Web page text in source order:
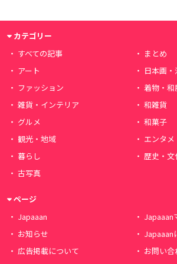
カテゴリー
すべての記事
まとめ
アート
日本画
ファッション
着物・和
雑貨・インテリア
和雑貨
グルメ
和菓子
観光・地域
エンタメ
暮らし
歴史・文
古写真
ページ
Japaaan
Japaaan
お知らせ
Japaaan
広告掲載について
お問い合